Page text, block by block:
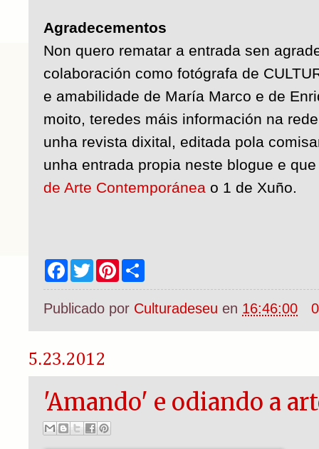
Agradecementos
Non quero rematar a entrada sen
colaboración como fotógrafa de
e amabilidade de María Marco e de
moito, teredes máis información na
unha revista dixital, editada pola
unha entrada propia neste blogue e
de Arte Contemporánea o 1 de Xuño.
F
c
b
o
T
w
i
t
r
P
n
e
e
a
e
Publicado por Culturadeseu en 16:46:00
5.23.2012
'Amando' e odiando a